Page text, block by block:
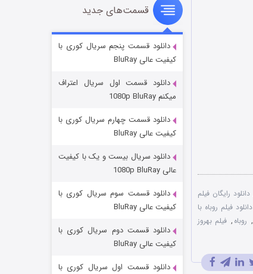
دانلود رایگان فیلم
دانلود فیلم روباه با
, روباه , فیلم بهروز
سریال زشت
قسمت۲ (زیرنویس) منتشر شد
مردگان متحرک: شهر مرده ۳
قسمت‌های جدید
دانلود قسمت پنجم سریال کوری با
کیفیت عالی BluRay
دانلود قسمت اول سریال اعتراف
میکنم 1080p BluRay
دانلود قسمت چهارم سریال کوری با
کیفیت عالی BluRay
دانلود سریال بیست و یک با کیفیت
عالی 1080p BluRay
دانلود قسمت سوم سریال کوری با
کیفیت عالی BluRay
دانلود قسمت دوم سریال کوری با
کیفیت عالی BluRay
دانلود قسمت اول سریال کوری با